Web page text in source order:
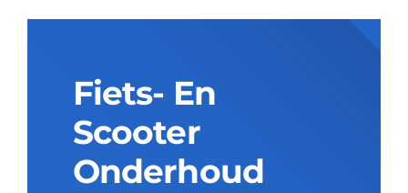
ContactFiets- En
Scooter
Onderhoud